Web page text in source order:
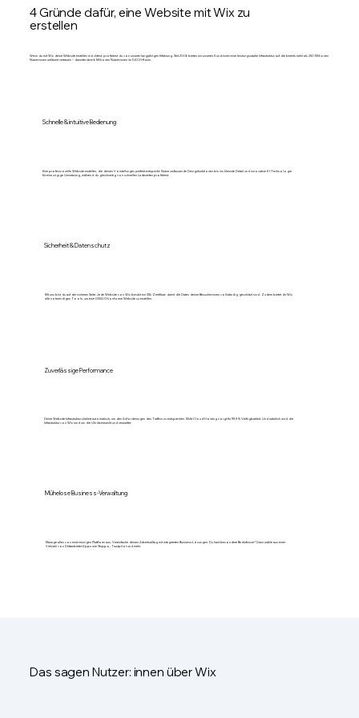
4 Gründe dafür, eine Website mit Wix zu
erstellen
Wenn du mit Wix deine Website erstellen möchtest, profitierst du von unserer langjährigen Erfahrung. Seit 2006 bieten wir unseren Kund:innen eine leistungsstarke Infrastruktur, auf die bereits mehr als 250 Millionen
Nutzer:innen weltweit vertrauen – darunter über 6 Millionen Nutzer:innen im DACH-Raum.
Schnelle & intuitive Bedienung
Eine professionelle Website erstellen, die deinen Vorstellungen perfekt entspricht: Nutze umfassende Designfunktionen bis ins kleinste Detail und innovative KI-Technologie
für eine zügige Umsetzung, während du gleichzeitig von schnellen Ladezeiten profitierst.
Sicherheit & Datenschutz
Mit uns bist du auf der sicheren Seite: Jede Website von Wix besitzt ein SSL-Zertifikat, damit die Daten deiner Besucher:innen vollständig geschützt sind. Zudem bietet dir Wix
alle notwendigen Tools, um eine DSGVO-konforme Website zu erstellen.
Zuverlässige Performance
Deine Website-Infrastruktur skaliert automatisch, um den Anforderungen des Traffics zu entsprechen. Multi-Cloud-Hosting sorgt für 99,9 % Verfügbarkeit. Und natürlich wird die
Infrastruktur von Wix rund um die Uhr überwacht und verwaltet.
Mühelose Business-Verwaltung
Manage alles von einer einzigen Plattform aus. Vereinfache deinen Arbeitsalltag mit integrierten Business-Lösungen. Du hast besondere Bedürfnisse? Dann wähle aus einer
Vielzahl von Drittanbieter-Apps wie Shippo, Trustpilot und mehr.
Das sagen Nutzer: innen über Wix